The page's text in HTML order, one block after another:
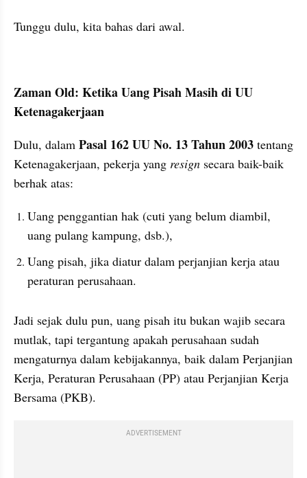
Tunggu dulu, kita bahas dari awal.
Zaman Old: Ketika Uang Pisah Masih di UU
Ketenagakerjaan
Dulu, dalam Pasal 162 UU No. 13 Tahun 2003 tentang
Ketenagakerjaan, pekerja yang resign secara baik-baik
berhak atas:
Uang penggantian hak (cuti yang belum diambil,
uang pulang kampung, dsb.),
Uang pisah, jika diatur dalam perjanjian kerja atau
peraturan perusahaan.
Jadi sejak dulu pun, uang pisah itu bukan wajib secara
mutlak, tapi tergantung apakah perusahaan sudah
mengaturnya dalam kebijakannya, baik dalam Perjanjian
Kerja, Peraturan Perusahaan (PP) atau Perjanjian Kerja
Bersama (PKB).
ADVERTISEMENT